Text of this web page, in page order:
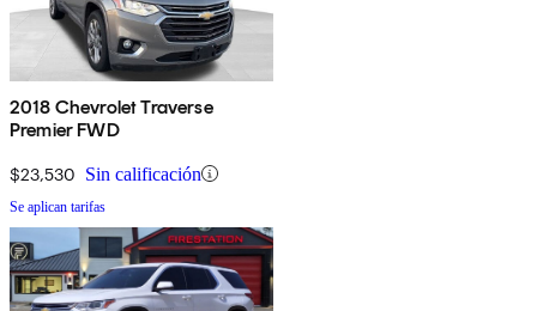
2018 Chevrolet Traverse
Premier FWD
$23,530 Sin calificación
Se aplican tarifas